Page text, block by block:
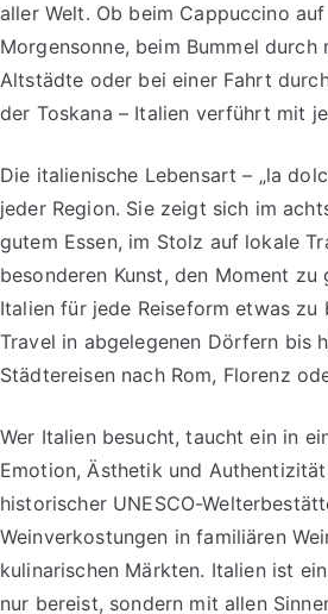
aller Welt. Ob beim Cappuccino
Morgensonne, beim Bummel
Altstädte oder bei einer Fahrt
der Toskana – Italien verführt mit
Die italienische Lebensart – „la
jeder Region. Sie zeigt sich im
gutem Essen, im Stolz auf lokale
besonderen Kunst, den Moment zu
Italien für jede Reiseform etwas zu
Travel in abgelegenen Dörfern bis
Städtereisen nach Rom, Florenz
Wer Italien besucht, taucht ein in
Emotion, Ästhetik und
historischer UNESCO-
Weinverkostungen in familiären
kulinarischen Märkten. Italien ist
nur bereist, sondern mit allen